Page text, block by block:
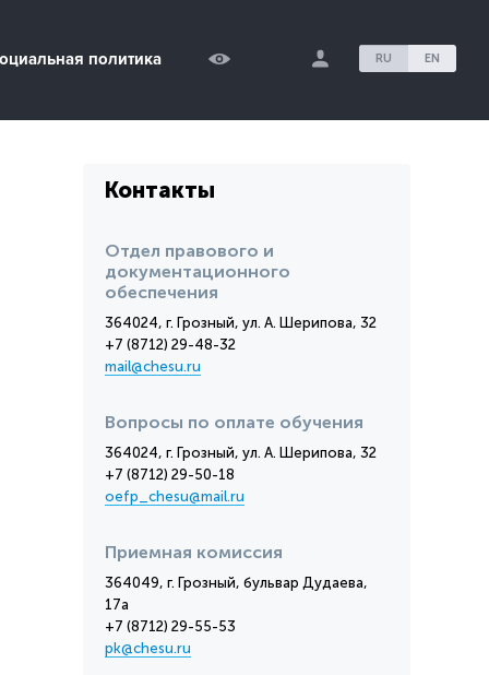
политика RU EN
Контакты
Отдел правового и
документационного
обеспечения
364024, г. Грозный, ул. А. Шерипова, 32
+7 (8712) 29-48-32
mail@chesu.ru
Вопросы по оплате обучения
364024, г. Грозный, ул. А. Шерипова, 32
+7 (8712) 29-50-18
oefp_chesu@mail.ru
Приемная комиссия
364049, г. Грозный, бульвар Дудаева,
17а
+7 (8712) 29-55-53
pk@chesu.ru